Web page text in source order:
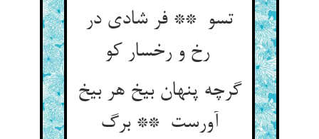
تسو ** فر شادی در
رخ و رخسار کو
گرچه پنهان بیخ هر بیخ
آورست ** برگ